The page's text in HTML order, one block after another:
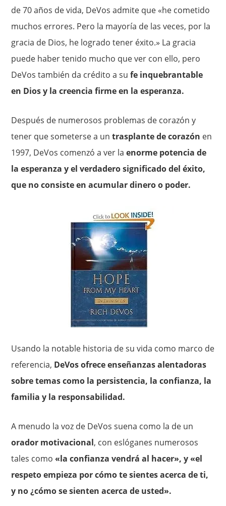
de 70 años de vida, DeVos admite que «he cometido
muchos errores. Pero la mayoría de las veces, por la
gracia de Dios, he logrado tener éxito.» La gracia
puede haber tenido mucho que ver con ello, pero
DeVos también da crédito a sufe inquebrantable
en Dios y la creencia firme en la esperanza.
Después de numerosos problemas de corazón y
tener que someterse a untrasplante de corazón en
1997, DeVos comenzó a ver laenorme potencia de
la esperanza y el verdadero significado del éxito,
que no consiste en acumular dinero o poder.
Usando la notable historia de su vida como marco de
referencia, DeVos ofrece enseñanzas alentadoras
sobre temas como la persistencia, la confianza, la
familia y la responsabilidad.
A menudo la voz de DeVos suena como la de un
orador motivacional, con eslóganes numerosos
tales como «la confianza vendrá al hacer», y «el
respeto empieza por cómo te sientes acerca de ti,
y no ¿cómo se sienten acerca de usted».